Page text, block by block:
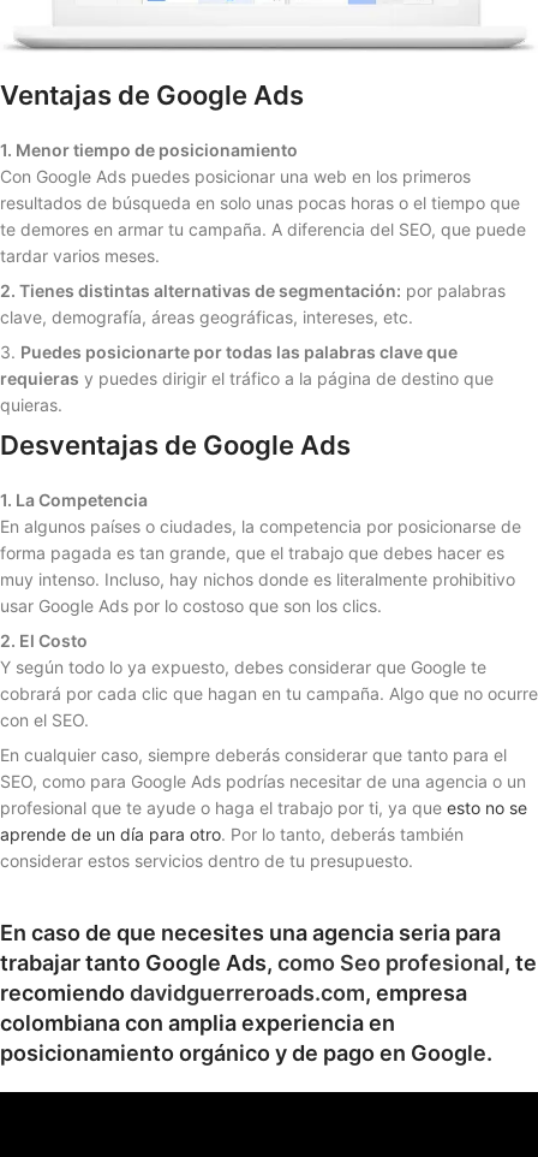
Ventajas de Google Ads
1. Menor tiempo de posicionamiento
Con Google Ads puedes posicionar una web en los primeros
resultados de búsqueda en solo unas pocas horas o el tiempo que
te demores en armar tu campaña. A diferencia del SEO, que puede
tardar varios meses.
2. Tienes distintas alternativas de segmentación: por palabras
clave, demografía, áreas geográficas, intereses, etc.
3. Puedes posicionarte por todas las palabras clave que
requieras y puedes dirigir el tráfico a la página de destino que
quieras.
Desventajas de Google Ads
1. La Competencia
En algunos países o ciudades, la competencia por posicionarse de
forma pagada es tan grande, que el trabajo que debes hacer es
muy intenso. Incluso, hay nichos donde es literalmente prohibitivo
usar Google Ads por lo costoso que son los clics.
2. El Costo
Y según todo lo ya expuesto, debes considerar que Google te
cobrará por cada clic que hagan en tu campaña. Algo que no ocurre
con el SEO.
En cualquier caso, siempre deberás considerar que tanto para el
SEO, como para Google Ads podrías necesitar de una agencia o un
profesional que te ayude o haga el trabajo por ti, ya que esto no se
aprende de un día para otro. Por lo tanto, deberás también
considerar estos servicios dentro de tu presupuesto.
En caso de que necesites una agencia seria para
trabajar tanto Google Ads, como Seo profesional, te
recomiendodavidguerreroads.com, empresa
colombiana con amplia experiencia en
posicionamiento orgánico y de pago en Google.